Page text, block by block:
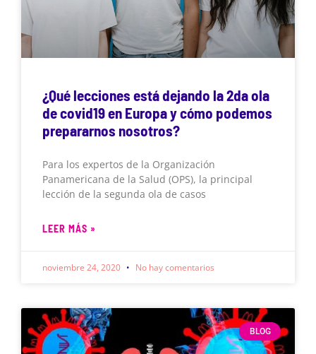
¿Qué lecciones está dejando la 2da ola
de covid19 en Europa y cómo podemos
prepararnos nosotros?
Para los expertos de la Organización
Panamericana de la Salud (OPS), la principal
lección de la segunda ola de casos
LEER MÁS »
noviembre 24, 2020 No hay comentarios
BLOG